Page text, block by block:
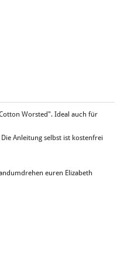
Worsted". Ideal auch für
Anleitung selbst ist kostenfrei
euren Elizabeth